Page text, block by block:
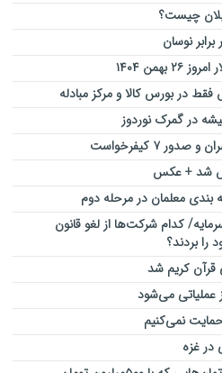
چیست؟
نوسان
۱۴۰۴
در بورس کالا و مرکز مبادله
شد + عکس
بندی معلمان در مرحله دوم
کدام شرکت‌ها از لغو قانون
بردند؟
قرآن کریم شد
عملیاتی می‌شود
حمایت نمی‌کنیم
در غزه